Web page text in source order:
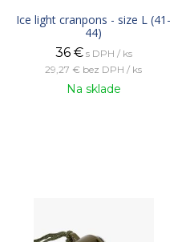
Ice light cranpons - size L (41-
44)
36 € s DPH / ks
29,27 € bez DPH / ks
Na sklade